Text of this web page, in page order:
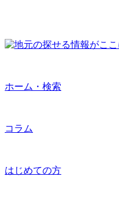
ホーム・検索
コラム
はじめての方